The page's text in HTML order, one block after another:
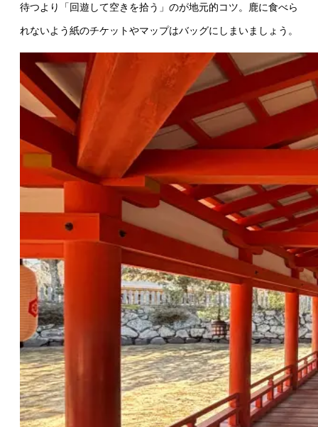
待つより「回遊して空きを拾う」のが地元的コツ。鹿に食べら
れないよう紙のチケットやマップはバッグにしまいましょう。